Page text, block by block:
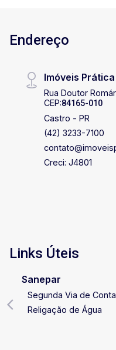
Endereço
Imóveis Prática
Rua Doutor
CEP:84165-010
Castro - PR
(42) 3233-7100
Creci: J4801
Links Úteis
Sanepar
Segunda Via de Conta
Religação de Água